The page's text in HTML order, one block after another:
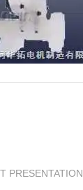
PRESENTATION